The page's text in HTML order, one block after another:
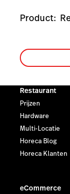
Product:
Restaurant
Prijzen
Hardware
Multi-Locatie
Horeca Blog
Horeca Klanten
eCommerce